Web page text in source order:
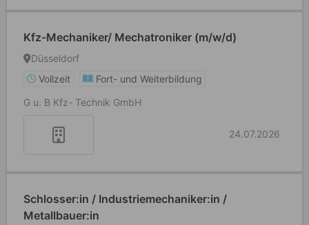
Kfz-Mechaniker/ Mechatroniker (m/w/d)
Düsseldorf
Vollzeit
Fort- und Weiterbildung
G u. B Kfz- Technik GmbH
24.07.2026
Schlosser:in / Industriemechaniker:in /
Metallbauer:in